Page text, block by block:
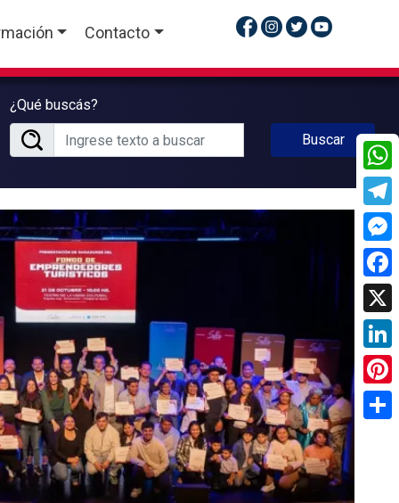
Contacto
¿Qué buscás?
Buscar
X